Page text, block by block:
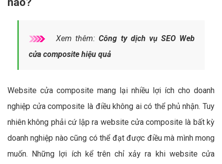
Xem thêm:Công ty dịch vụ SEO Web
cửa composite hiệu quả
Website cửa composite mang lại nhiều lợi ích cho doanh
nghiệp cửa composite là điều không ai có thể phủ nhận. Tuy
nhiên không phải cứ lập ra website cửa composite là bất kỳ
doanh nghiệp nào cũng có thể đạt được điều mà mình mong
muốn. Những lợi ích kể trên chỉ xảy ra khi website cửa